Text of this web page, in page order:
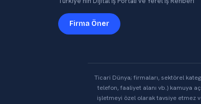
Firma Öner
Ticari Dünya; firmaları, sektörel
telefon, faaliyet alanı vb.) kamuya
işletmeyi özel olarak tavsiye etmez